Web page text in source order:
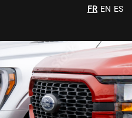
FR EN ES